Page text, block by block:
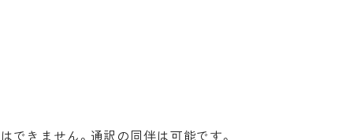
できません。通訳の同伴は可能です。